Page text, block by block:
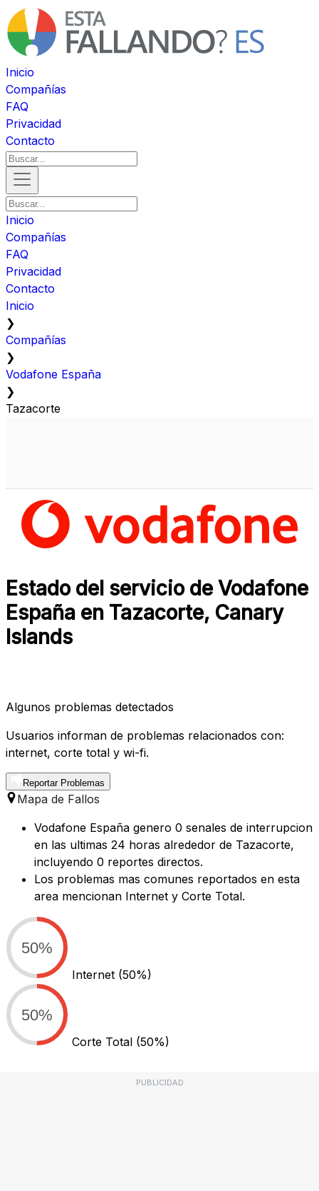
Inicio
Compañías
FAQ
Privacidad
Contacto
Inicio
Compañías
FAQ
Privacidad
Contacto
Inicio
❯
Compañías
❯
Vodafone España
❯
Tazacorte
Estado del servicio de Vodafone
España en Tazacorte, Canary
Islands
Algunos problemas detectados
Usuarios informan de problemas relacionados con:
internet, corte total y wi-fi.
Reportar Problemas
Mapa de Fallos
Vodafone España genero 0 senales de interrupcion
en las ultimas 24 horas alrededor de Tazacorte,
incluyendo 0 reportes directos.
Los problemas mas comunes reportados en esta
area mencionan Internet y Corte Total.
50%
Internet (50%)
50%
Corte Total (50%)
PUBLICIDAD